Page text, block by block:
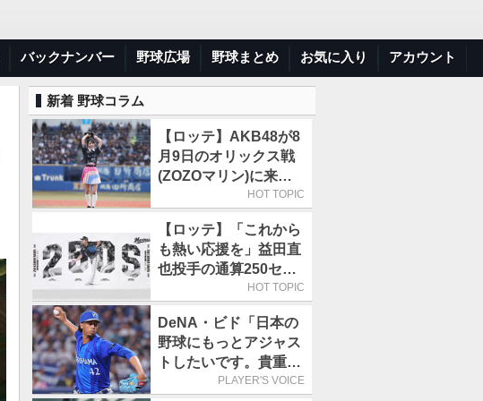
バックナンバー 野球広場 野球まとめ お気に入り アカウント
新着 野球コラム
【ロッテ】AKB48が8
月9日のオリックス戦
(ZOZOマリン)に来場
／佐藤綺星「一番の思
HOT TOPIC
【ロッテ】「これから
も熱い応援を」益田直
也投手の通算250セー
ブ記念グッズ第2弾が
HOT TOPIC
DeNA・ビド「日本の
野球にもっとアジャス
トしたいです。貴重な
経験になると思いま
PLAYER'S VOICE